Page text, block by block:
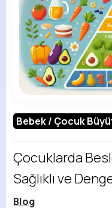
Bebek / Çocuk
Çocuklarda
Sağlıklı ve
Blog